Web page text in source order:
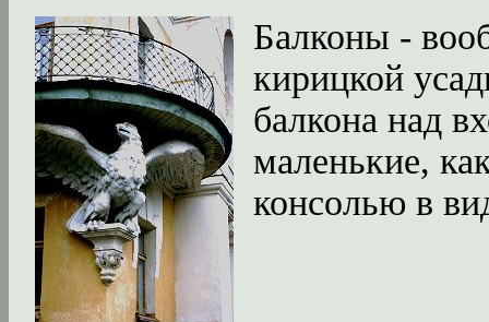
Балконы -
кирицкой
балкона над
маленькие,
консолью в